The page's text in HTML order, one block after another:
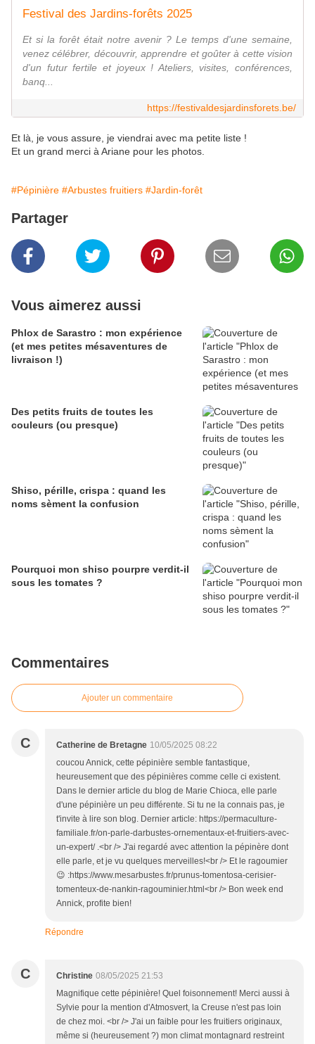
Festival des Jardins-forêts 2025
Et si la forêt était notre avenir ? Le temps d'une semaine,
venez célébrer, découvrir, apprendre et goûter à cette vision
d'un futur fertile et joyeux ! Ateliers, visites, conférences,
banq...
https://festivaldesjardinsforets.be/
Et là, je vous assure, je viendrai avec ma petite liste !
Et un grand merci à Ariane pour les photos.
#Pépinière #Arbustes fruitiers #Jardin-forêt
Partager
Vous aimerez aussi
Phlox de Sarastro : mon expérience
(et mes petites mésaventures de
livraison !)
Des petits fruits de toutes les
couleurs (ou presque)
Shiso, pérille, crispa : quand les
noms sèment la confusion
Pourquoi mon shiso pourpre verdit-il
sous les tomates ?
Commentaires
Ajouter un commentaire
C Catherine de Bretagne 10/05/2025 08:22
coucou Annick, cette pépinière semble fantastique,
heureusement que des pépinières comme celle ci existent.
Dans le dernier article du blog de Marie Chioca, elle parle
d'une pépinière un peu différente. Si tu ne la connais pas, je
t'invite à lire son blog. Dernier article: https://permaculture-
familiale.fr/on-parle-darbustes-ornementaux-et-fruitiers-avec-
un-expert/ .<br /> J'ai regardé avec attention la pépinère dont
elle parle, et je vu quelques merveilles!<br /> Et le ragoumier
😉 :https://www.mesarbustes.fr/prunus-tomentosa-cerisier-
tomenteux-de-nankin-ragouminier.html<br /> Bon week end
Annick, profite bien!
Répondre
C Christine 08/05/2025 21:53
Magnifique cette pépinière! Quel foisonnement! Merci aussi à
Sylvie pour la mention d'Atmosvert, la Creuse n'est pas loin
de chez moi. <br /> J'ai un faible pour les fruitiers originaux,
même si (heureusement ?) mon climat montagnard restreint